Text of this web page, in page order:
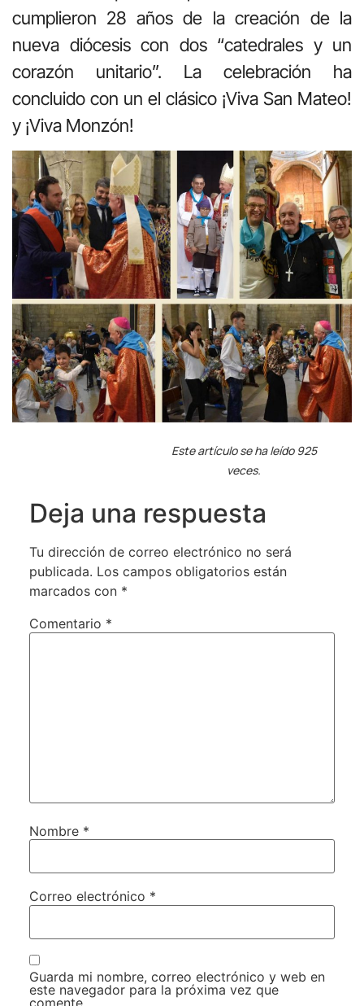
cumplieron 28 años de la creación de la
nueva diócesis con dos “catedrales y un
corazón unitario”. La celebración ha
concluido con un el clásico ¡Viva San Mateo!
y ¡Viva Monzón!
Este artículo se ha leído 925
veces.
Deja una respuesta
Tu dirección de correo electrónico no será
publicada. Los campos obligatorios están
marcados con *
Comentario *
Nombre *
Correo electrónico *
Guarda mi nombre, correo electrónico y web en
este navegador para la próxima vez que
comente.